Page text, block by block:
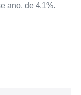
ano, de 4,1%.